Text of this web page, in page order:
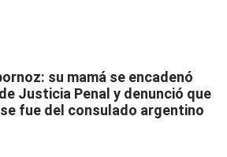
su mamá se encadenó
Justicia Penal y denunció que
fue del consulado argentino